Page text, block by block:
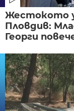
Жестокото
Пловдив:
Георги